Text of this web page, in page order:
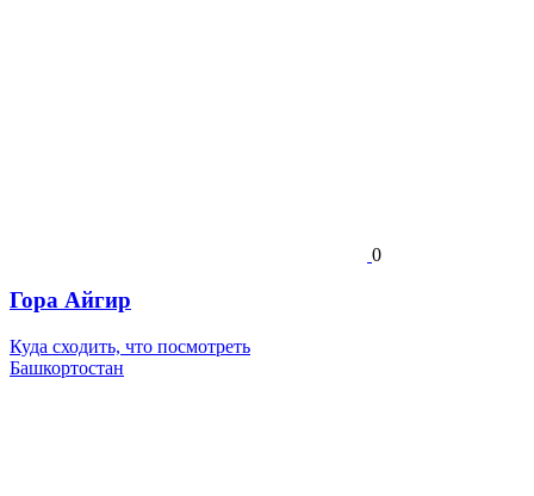
0
Гора Айгир
Куда сходить, что посмотреть
Башкортостан